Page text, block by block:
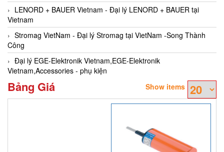
LENORD + BAUER Vietnam - Đại lý LENORD + BAUER tại
Vietnam
Stromag VietNam - Đại lý Stromag tại VietNam -Song Thành
Công
Đại lý EGE-Elektronik Vietnam,EGE-Elektronik
Vietnam,Accessories - phụ kiện
Bảng Giá Show items